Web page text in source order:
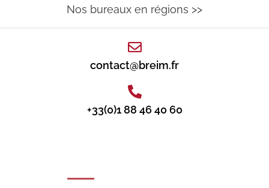
Nos bureaux en régions >>
contact@breim.fr
+33(0)1 88 46 40 60